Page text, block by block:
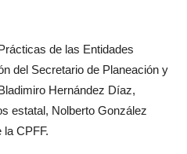
de las Entidades
del Secretario de Planeación y
Hernández Díaz,
estatal, Nolberto González
la CPFF.